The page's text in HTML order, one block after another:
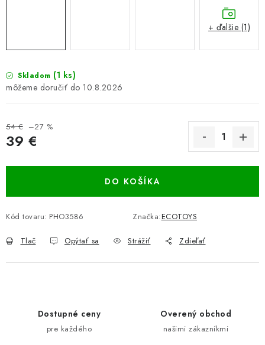
Skladom (1 ks)
10.8.2026
54 € –27 %
39 €
DO KOŠÍKA
Kód tovaru: PHO3586 Značka:ECOTOYS
Tlač Opýtať sa Strážiť Zdieľať
+ ďalšie (1)
Dostupné ceny
pre každého
Overený obchod
našimi zákazníkmi